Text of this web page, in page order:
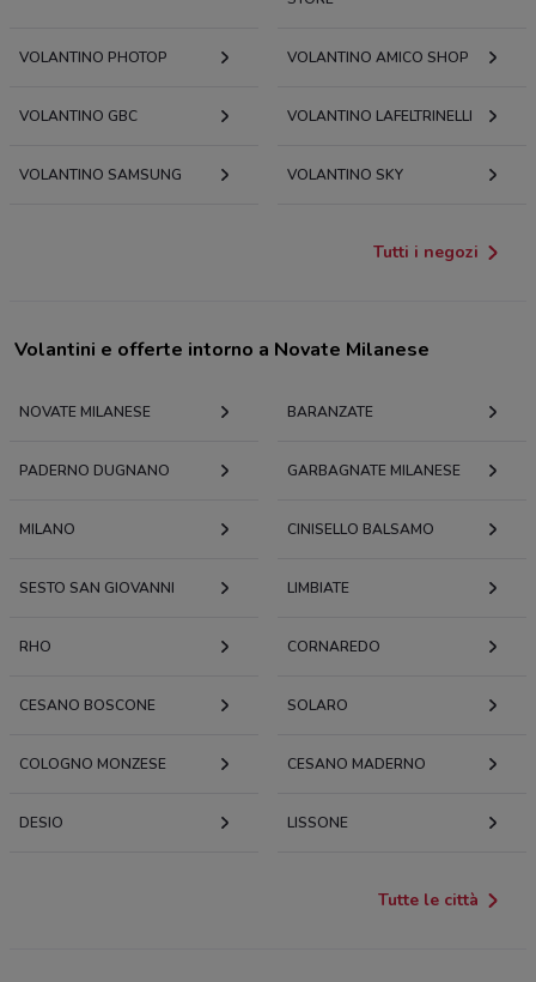
VOLANTINO PHOTOP VOLANTINO AMICO SHOP
VOLANTINO GBC VOLANTINO LAFELTRINELLI
VOLANTINO SAMSUNG VOLANTINO SKY
Tutti i negozi
Volantini e offerte intorno a Novate Milanese
NOVATE MILANESE BARANZATE
PADERNO DUGNANO GARBAGNATE MILANESE
MILANO CINISELLO BALSAMO
SESTO SAN GIOVANNI LIMBIATE
RHO CORNAREDO
CESANO BOSCONE SOLARO
COLOGNO MONZESE CESANO MADERNO
DESIO LISSONE
Tutte le città